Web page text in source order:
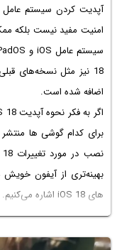
آپدیت کردن سیستم عامل
امنیت مفید نیست بلکه
18 نیز مثل نسخه‌های
اضافه شده است.
اگر به فکر نحوه آپدیت iOS 18
برای کدام گوشی ها
نصب در موردتغییرات iOS 18
بهینه‌تری از آیفون خویش
های iOS 18
اشاره